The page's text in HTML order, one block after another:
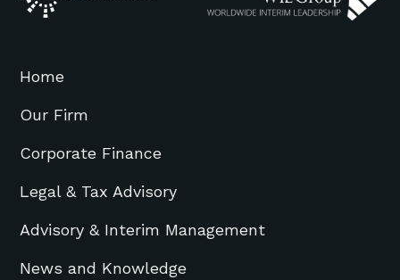
Home
Our Firm
Corporate Finance
Legal & Tax Advisory
Advisory & Interim Management
News and Knowledge